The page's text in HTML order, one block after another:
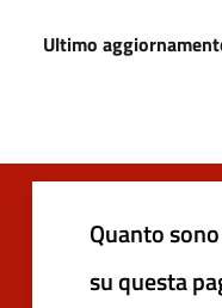
Ultimo
Quanto
su questa